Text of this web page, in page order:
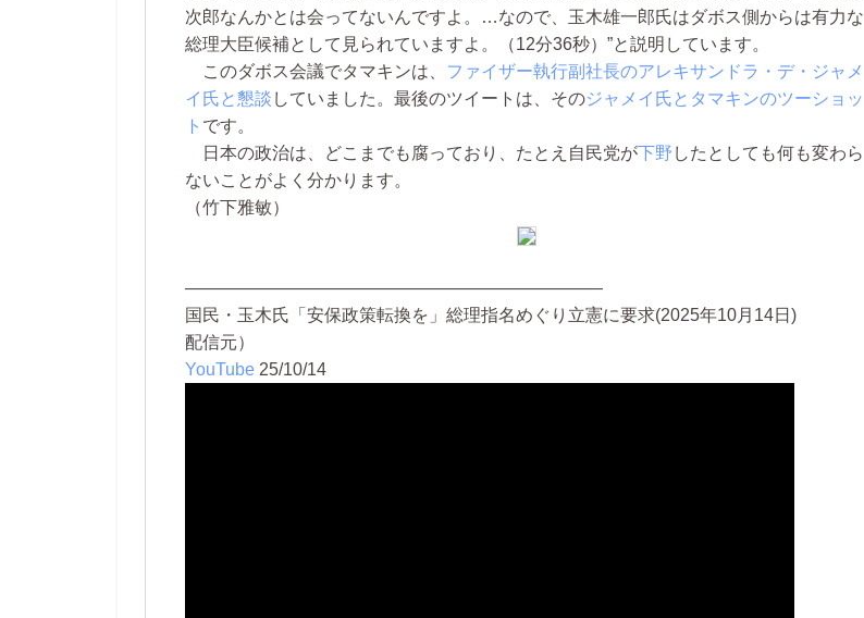
次郎なんかとは会ってないんですよ。…なので、玉木雄一郎氏はダボス側からは有力な
総理大臣候補として見られていますよ。（12分36秒）”と説明しています。
このダボス会議でタマキンは、 ファイザー執行副社長のアレキサンドラ・デ・ジャメ
イ氏と懇談 していました。最後のツイートは、そのジャメイ氏とタマキンのツーショッ
ト です。
日本の政治は、どこまでも腐っており、たとえ自民党が下野 したとしても何も変わら
ないことがよく分かります。
（竹下雅敏）
————————————————————————
国民・玉木氏「安保政策転換を」総理指名めぐり立憲に要求(2025年10月14日)
配信元）
YouTube 25/10/14